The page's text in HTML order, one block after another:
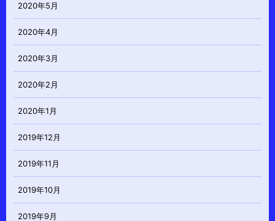
2020年5月
2020年4月
2020年3月
2020年2月
2020年1月
2019年12月
2019年11月
2019年10月
2019年9月